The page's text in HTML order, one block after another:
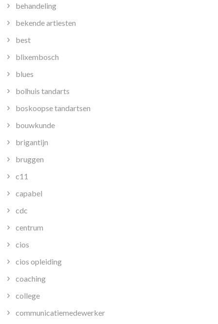
behandeling
bekende artiesten
best
blixembosch
blues
bolhuis tandarts
boskoopse tandartsen
bouwkunde
brigantijn
bruggen
c11
capabel
cdc
centrum
cios
cios opleiding
coaching
college
communicatiemedewerker